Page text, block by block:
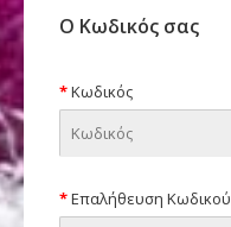
Ο Κωδικός σας
Κωδικός
Επαλήθευση Κωδικού